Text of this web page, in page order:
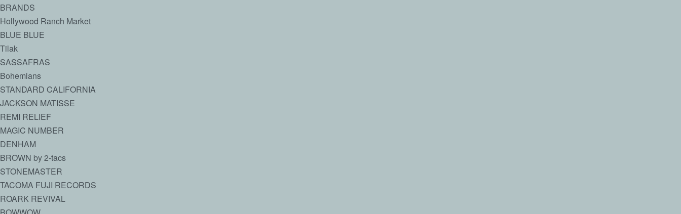
BRANDS
Hollywood Ranch Market
BLUE BLUE
Tilak
SASSAFRAS
Bohemians
STANDARD CALIFORNIA
JACKSON MATISSE
REMI RELIEF
MAGIC NUMBER
DENHAM
BROWN by 2-tacs
STONEMASTER
TACOMA FUJI RECORDS
ROARK REVIVAL